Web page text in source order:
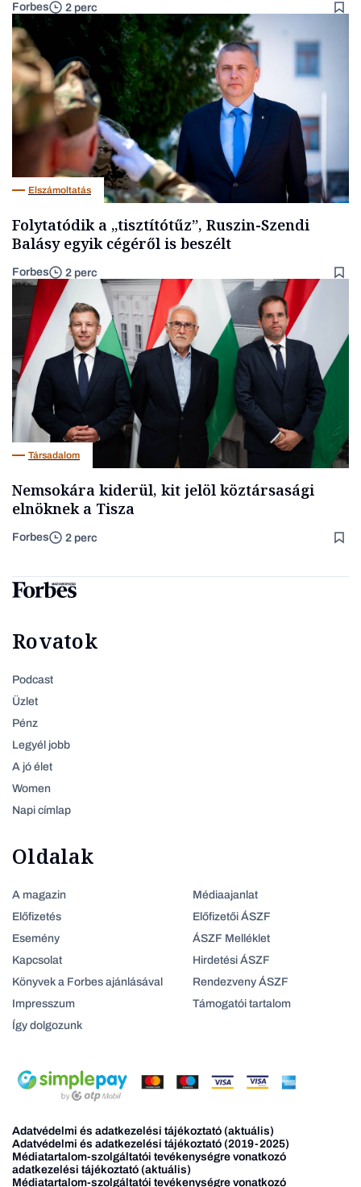
Forbes 2 perc
Elszámoltatás
Folytatódik a „tisztítótűz”, Ruszin-Szendi
Balásy egyik cégéről is beszélt
Forbes 2 perc
Társadalom
Nemsokára kiderül, kit jelöl köztársasági
elnöknek a Tisza
Forbes 2 perc
Rovatok
Podcast
Üzlet
Pénz
Legyél jobb
A jó élet
Women
Napi címlap
Oldalak
A magazin
Előfizetés
Esemény
Kapcsolat
Könyvek a Forbes ajánlásával
Impresszum
Így dolgozunk
Médiaajanlat
Előfizetői ÁSZF
ÁSZF Melléklet
Hirdetési ÁSZF
Rendezveny ÁSZF
Támogatói tartalom
Adatvédelmi és adatkezelési tájékoztató (aktuális)
Adatvédelmi és adatkezelési tájékoztató (2019-2025)
Médiatartalom-szolgáltatói tevékenységre vonatkozó
adatkezelési tájékoztató (aktuális)
Médiatartalom-szolgáltatói tevékenységre vonatkozó